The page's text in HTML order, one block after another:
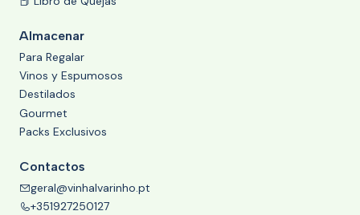
Almacenar
Para Regalar
Vinos y Espumosos
Destilados
Gourmet
Packs Exclusivos
Contactos
geral@vinhalvarinho.pt
+351927250127